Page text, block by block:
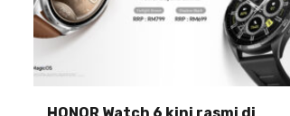
HONOR Watch 6 kini rasmi di